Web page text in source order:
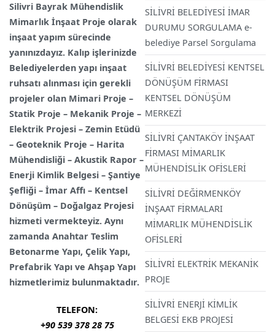
Silivri Bayrak Mühendislik
Mimarlık İnşaat Proje olarak
inşaat yapım sürecinde
yanınızdayız. Kalıp işlerinizde
Belediyelerden yapı inşaat
ruhsatı alınması için gerekli
projeler olan Mimari Proje –
Statik Proje – Mekanik Proje –
Elektrik Projesi – Zemin Etüdü
– Geoteknik Proje – Harita
Mühendisliği – Akustik Rapor –
Enerji Kimlik Belgesi – Şantiye
Şefliği – İmar Affı – Kentsel
Dönüşüm – Doğalgaz Projesi
hizmeti vermekteyiz. Aynı
zamanda Anahtar Teslim
Betonarme Yapı, Çelik Yapı,
Prefabrik Yapı ve Ahşap Yapı
hizmetlerimiz bulunmaktadır.
TELEFON:
+90 539 378 28 75
SİLİVRİ BELEDİYESİ İMAR
DURUMU SORGULAMA e-
belediye Parsel Sorgulama
SİLİVRİ BELEDİYESİ KENTSEL
DÖNÜŞÜM FİRMASI
KENTSEL DÖNÜŞÜM
MERKEZİ
SİLİVRİ ÇANTAKÖY İNŞAAT
FİRMASI MİMARLIK
MÜHENDİSLİK OFİSLERİ
SİLİVRİ DEĞİRMENKÖY
İNŞAAT FİRMALARI
MİMARLIK MÜHENDİSLİK
OFİSLERİ
SİLİVRİ ELEKTRİK MEKANİK
PROJE
SİLİVRİ ENERJİ KİMLİK
BELGESİ EKB PROJESİ